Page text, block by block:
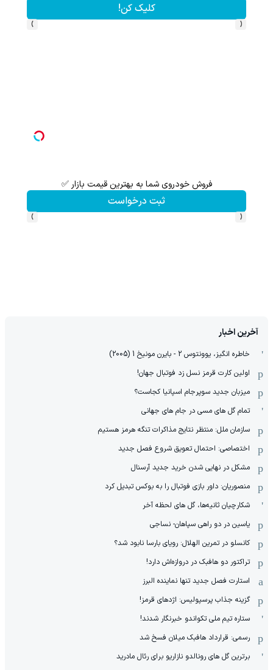
کلیک کن!
‹
›
فروش خودروی شما به بهترین قیمت بازار ✅
ثبت درخواست
‹
›
آخرین اخبار
خاطره انگیز، یوونتوس 2 - بایرن مونیخ 1 (2005)
اولین کارت قرمز نسل زد فوتبال جهان!
میزبان جدید سوپرجام اسپانیا کجاست؟
تمام گل های مسی در جام های جهانی
سازمان ملل: منتظر نتایج مذاکرات تنگه هرمز هستیم
اختصاصی: احتمال تعویق شروع فصل جدید
مشکل در نهایی شدن خرید جدید آرسنال
منصوریان: داور بازی فوتبال را به بوکس تبدیل کرد
شکارچیان ثانیه‌ها، گل های لحظه آخر
یاسین در دو راهی سپاهان- نساجی
کانسلو در تمرین الهلال: رویای بارسا نابود شد؟
تراکتور دو هافبک در دروازه‌اش دارد!
استارت فصل جدید تنها نماینده البرز
گزینه جذاب پرسپولیس: اژدهای قرمز!
ستاره تیم ملی تکواندو خبرنگار شدند!
رسمی: قرارداد هافبک میلان فسخ شد
برترین گل های رونالدو نازاریو برای رئال مادرید